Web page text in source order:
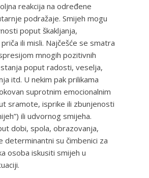
reakcija na određene
podražaje. Smijeh mogu
poput škakljanja,
ili misli. Najčešće se smatra
mnogih pozitivnih
poput radosti, veselja,
itd. U nekim pak prilikama
suprotnim emocionalnim
sramote, isprike ili zbunjenosti
ili udvornog smijeha.
dobi, spola, obrazovanja,
determinantni su čimbenici za
osoba iskusiti smijeh u